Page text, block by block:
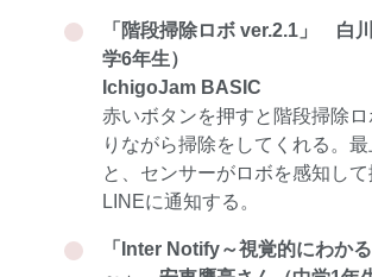
「階段掃除ロボ ver.2.1」 白
学6年生）
IchigoJam BASIC
赤いボタンを押すと階段掃除
りながら掃除をしてくれる。最
と、センサーがロボを感知し
LINEに通知する。
「Inter Notify～視覚的にわか